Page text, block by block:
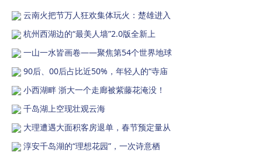
云南火把节万人狂欢集体玩火：楚雄进入
杭州西湖边的“最美人墙”2.0版全新上
一山一水皆画卷——聚焦第54个世界地球
90后、00后占比近50%，年轻人的“寺庙
小西湖畔 浙大一个走廊被紫藤花淹没！
千岛湖上空现壮观云海
大理遭遇大面积客房退单，春节预定量从
淳安千岛湖的“理想花园”，一次诗意栖